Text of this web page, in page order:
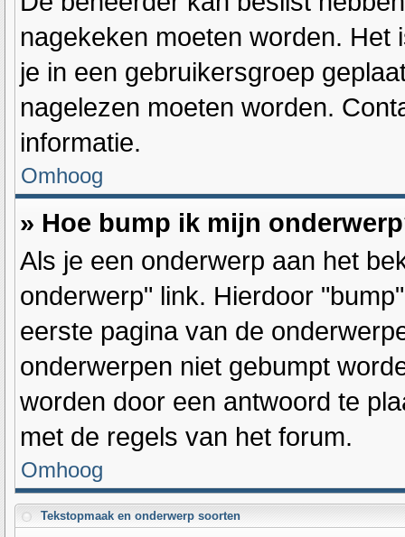
nagekeken moeten worden.
je in een gebruikersgroep
nagelezen moeten worden.
informatie.
Omhoog
» Hoe bump ik mijn
Als je een onderwerp aan het
onderwerp" link. Hierdoor
eerste pagina van de
onderwerpen niet gebumpt
worden door een antwoord te
met de regels van het forum.
Omhoog
Tekstopmaak en onderwerp soorten